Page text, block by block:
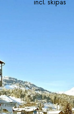
incl. skipas